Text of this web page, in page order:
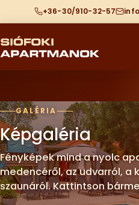
+36-30/910-32-57
GALÉRIA
Képgaléria
Fényképek mind a nyolc
medencéről, az udvarról, a
szaunáról. Kattintson